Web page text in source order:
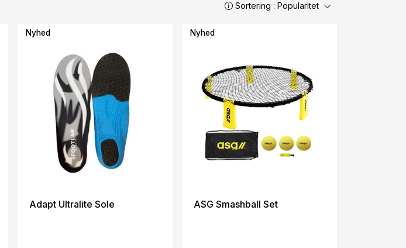
Sortering :Popularitet
Nyhed
Adapt Ultralite Sole
Nyhed
ASG Smashball Set